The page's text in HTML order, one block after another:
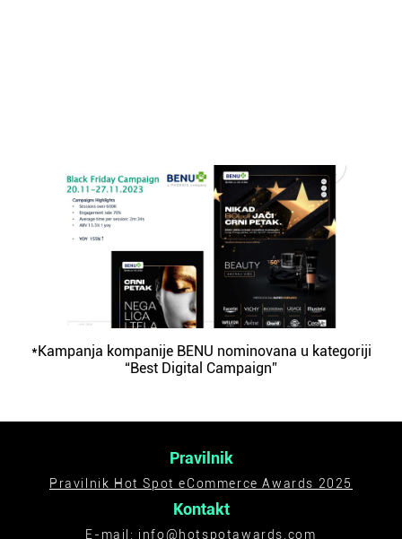
*Kampanja kompanije BENU nominovana u kategoriji
“Best Digital Campaign”
Pravilnik
Pravilnik Hot Spot eCommerce Awards 2025
Kontakt
E-mail: info@hotspotawards.com